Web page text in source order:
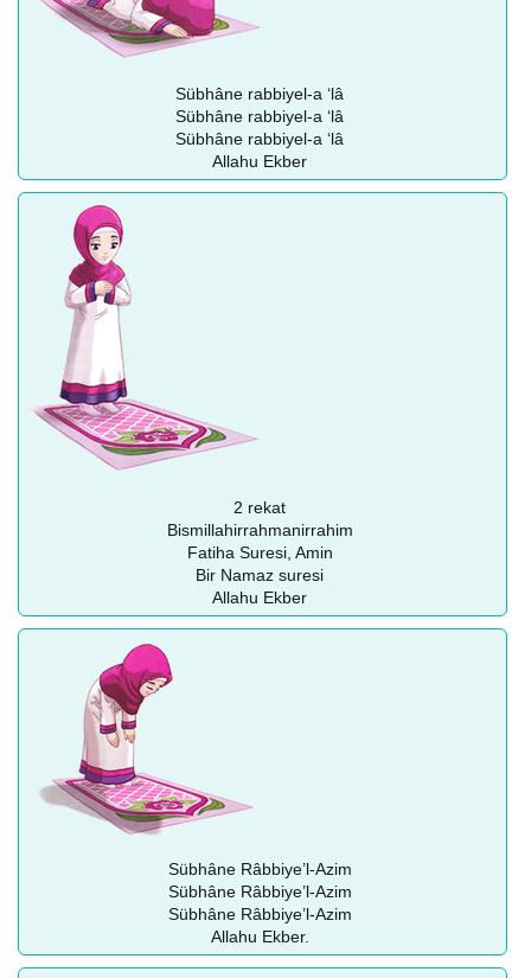
Sübhâne rabbiyel-a ‘lâ
Sübhâne rabbiyel-a ‘lâ
Sübhâne rabbiyel-a ‘lâ
Allahu Ekber
2 rekat
Bismillahirrahmanirrahim
Fatiha Suresi, Amin
Bir Namaz suresi
Allahu Ekber
Sübhâne Râbbiye’l-Azim
Sübhâne Râbbiye’l-Azim
Sübhâne Râbbiye’l-Azim
Allahu Ekber.